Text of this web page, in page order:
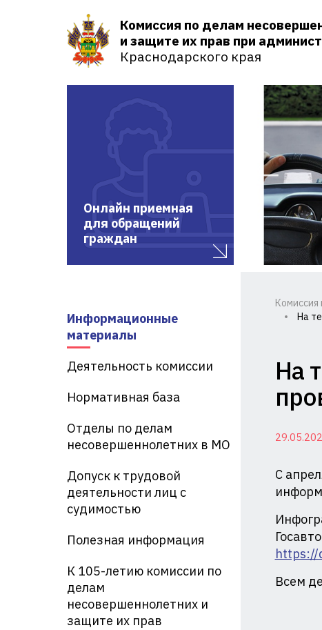
Комиссия по делам
и защите их прав при
Краснодарского края
Онлайн приемная
для обращений
граждан
Информационные
материалы
Деятельность комиссии
Нормативная база
Отделы по делам
несовершеннолетних в МО
Допуск к трудовой
деятельности лиц с
судимостью
Полезная информация
К 105-летию комиссии по
делам
несовершеннолетних и
защите их прав
по
и
их
при
На
На
С
https://
Всем